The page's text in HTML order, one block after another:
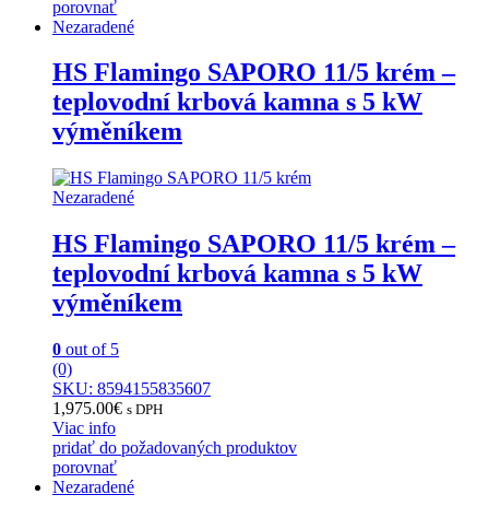
porovnať
Nezaradené
HS Flamingo SAPORO 11/5 krém –
teplovodní krbová kamna s 5 kW
výměníkem
Nezaradené
HS Flamingo SAPORO 11/5 krém –
teplovodní krbová kamna s 5 kW
výměníkem
0 out of 5
(0)
SKU: 8594155835607
1,975.00€ s DPH
Viac info
pridať do požadovaných produktov
porovnať
Nezaradené